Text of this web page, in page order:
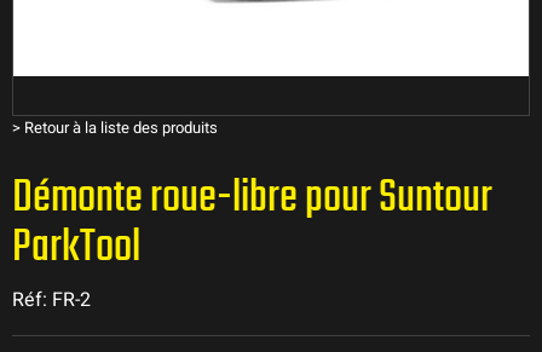
> Retour à la liste des produits
Démonte roue-libre pour Suntour
ParkTool
Réf: FR-2